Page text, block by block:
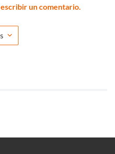
un comentario.